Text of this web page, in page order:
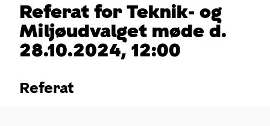
Referat for Teknik- og
Miljøudvalget møde d.
28.10.2024, 12:00
Referat